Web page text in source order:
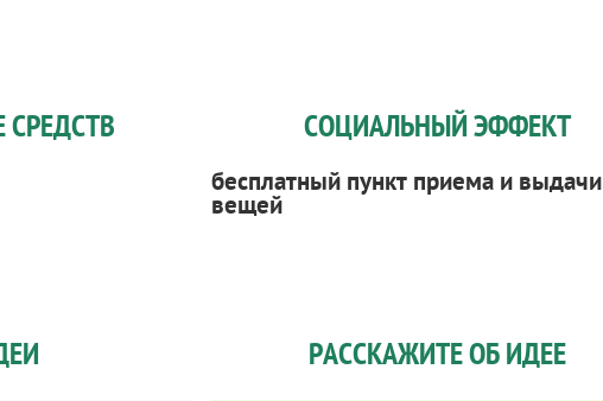
СОЦИАЛЬНЫЙ ЭФФЕКТ
бесплатный пункт приема и выдачи
вещей
РАССКАЖИТЕ ОБ ИДЕЕ